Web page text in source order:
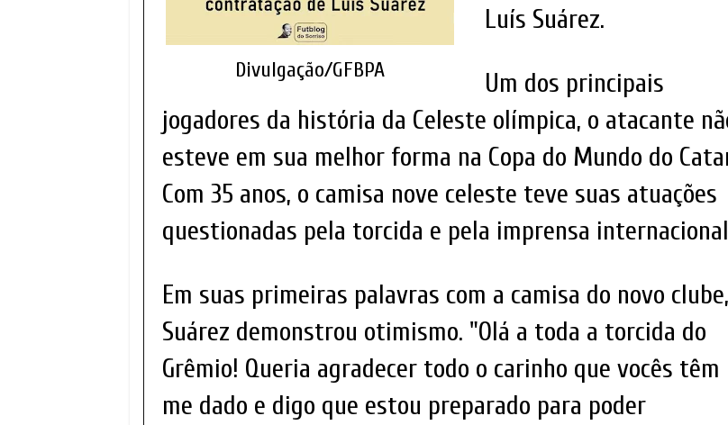
Divulgação/GFBPA
Luís Suárez.
Um dos principais
jogadores da história da Celeste olímpica, o atacante
esteve em sua melhor forma na Copa do Mundo do
Com 35 anos, o camisa nove celeste teve suas atuações
questionadas pela torcida e pela imprensa
Em suas primeiras palavras com a camisa do novo clube,
Suárez demonstrou otimismo. "Olá a toda a torcida do
Grêmio! Queria agradecer todo o carinho que vocês têm
me dado e digo que estou preparado para poder